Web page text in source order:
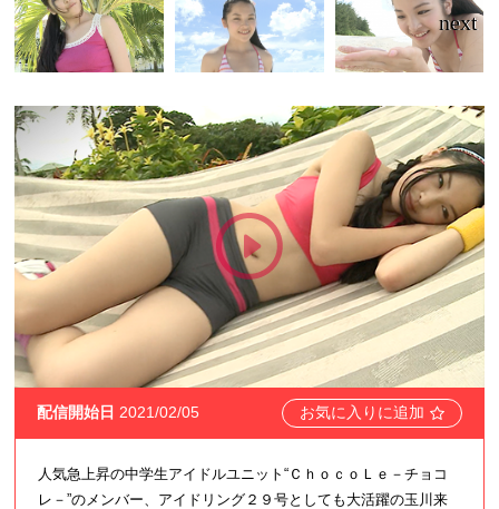
配信開始日 2021/02/05 お気に入りに追加
人気急上昇の中学生アイドルユニット“ＣｈｏｃｏＬｅ－チョコ
レ－”のメンバー、アイドリング２９号としても大活躍の玉川来